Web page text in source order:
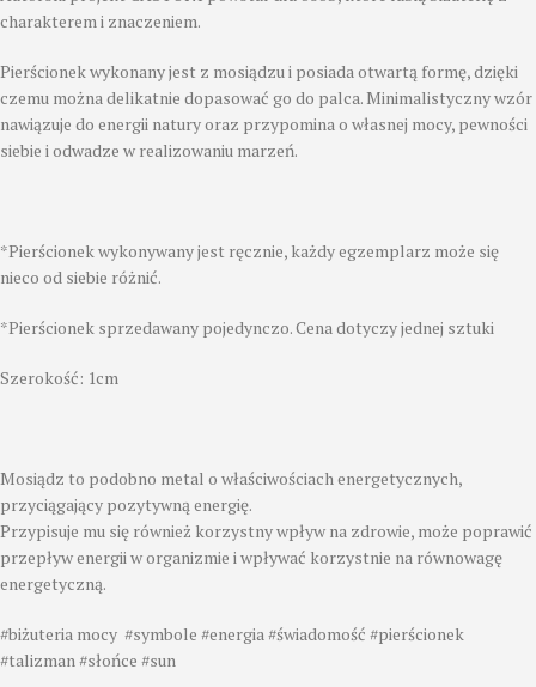
charakterem i znaczeniem.
Pierścionek wykonany jest z mosiądzu i posiada otwartą formę, dzięki
czemu można delikatnie dopasować go do palca. Minimalistyczny wzór
nawiązuje do energii natury oraz przypomina o własnej mocy, pewności
siebie i odwadze w realizowaniu marzeń.
*Pierścionek wykonywany jest ręcznie, każdy egzemplarz może się
nieco od siebie różnić.
*Pierścionek sprzedawany pojedynczo. Cena dotyczy jednej sztuki
Szerokość: 1cm
Mosiądz to podobno metal o właściwościach energetycznych,
przyciągający pozytywną energię.
Przypisuje mu się również korzystny wpływ na zdrowie, może poprawić
przepływ energii w organizmie i wpływać korzystnie na równowagę
energetyczną.
#biżuteria mocy #symbole #energia #świadomość #pierścionek
#talizman #słońce #sun